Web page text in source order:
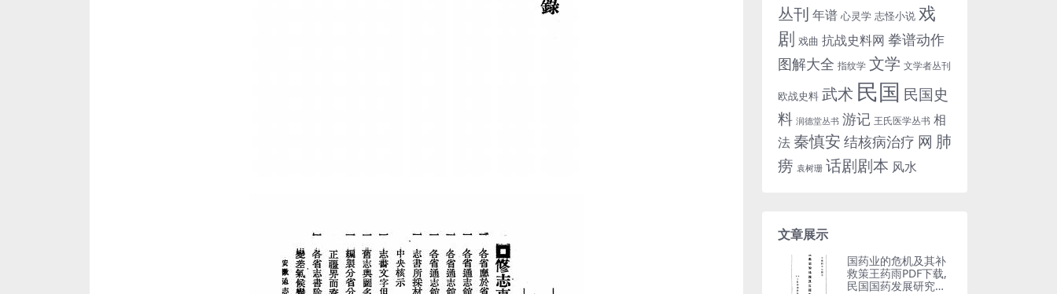
丛刊 年谱 心灵学 志怪小说 戏
剧 戏曲 抗战史料网 拳谱动作
图解大全 指纹学 文学 文学者丛刊
欧战史料 武术 民国 民国史
料 润德堂丛书 游记 王氏医学丛书 相
法 秦慎安 结核病治疗 网 肺
痨 袁树珊 话剧剧本 风水
文章展示
国药业的危机及其补
救策王药雨PDF下载,
民国国药发展研究史